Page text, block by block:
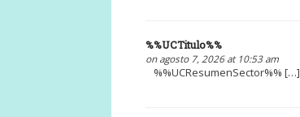
%%UCTitulo%%
on agosto 7, 2026 at 10:53 am
%%UCResumenSector%% […]